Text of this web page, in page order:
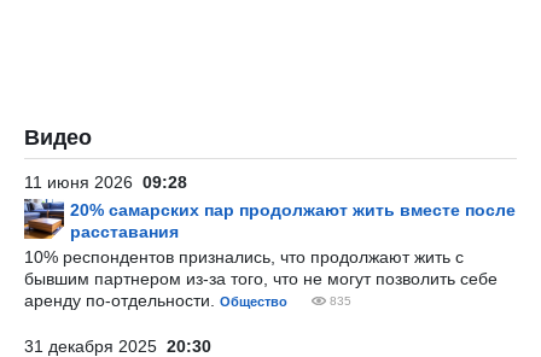
Видео
11 июня 2026 09:28
20% самарских пар продолжают жить вместе после
расставания
10% респондентов признались, что продолжают жить с
бывшим партнером из-за того, что не могут позволить себе
аренду по-отдельности.
Общество 835
31 декабря 2025 20:30